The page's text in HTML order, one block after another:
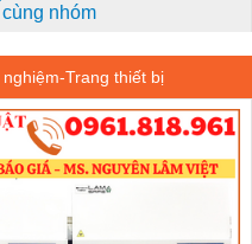
nhóm
Trang thiết bị